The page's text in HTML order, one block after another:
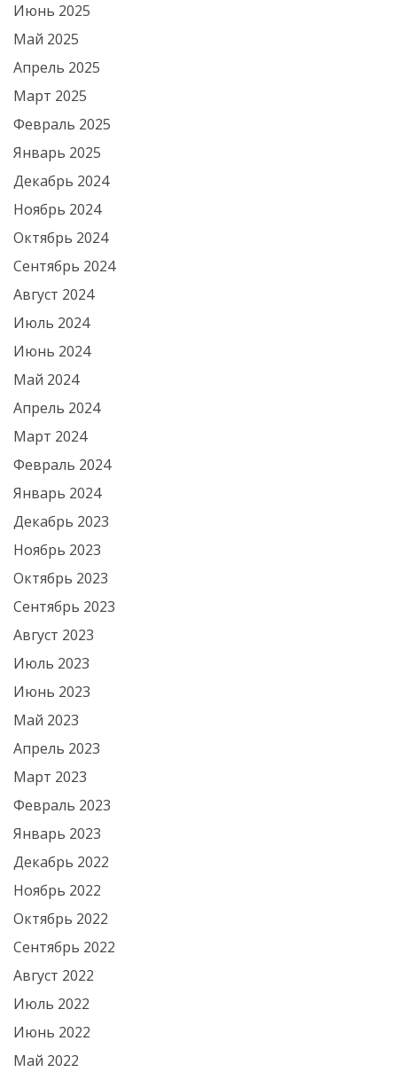
Июнь 2025
Май 2025
Апрель 2025
Март 2025
Февраль 2025
Январь 2025
Декабрь 2024
Ноябрь 2024
Октябрь 2024
Сентябрь 2024
Август 2024
Июль 2024
Июнь 2024
Май 2024
Апрель 2024
Март 2024
Февраль 2024
Январь 2024
Декабрь 2023
Ноябрь 2023
Октябрь 2023
Сентябрь 2023
Август 2023
Июль 2023
Июнь 2023
Май 2023
Апрель 2023
Март 2023
Февраль 2023
Январь 2023
Декабрь 2022
Ноябрь 2022
Октябрь 2022
Сентябрь 2022
Август 2022
Июль 2022
Июнь 2022
Май 2022